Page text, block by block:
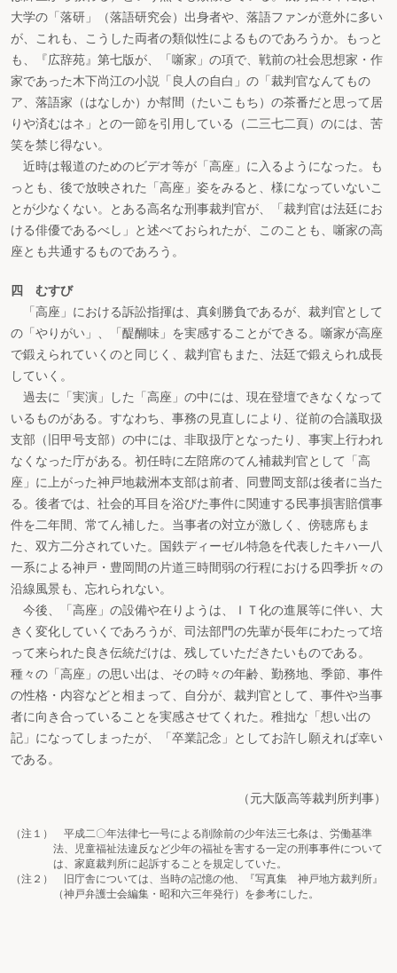
大学の「落研」（落語研究会）出身者や、落語ファンが意外に多い
が、これも、こうした両者の類似性によるものであろうか。もっと
も、『広辞苑』第七版が、「噺家」の項で、戦前の社会思想家・作
家であった木下尚江の小説「良人の自白」の「裁判官なんてもの
ア、落語家（はなしか）か幇間（たいこもち）の茶番だと思って居
りや済むはネ」との一節を引用している（二三七二頁）のには、苦
笑を禁じ得ない。
近時は報道のためのビデオ等が「高座」に入るようになった。も
っとも、後で放映された「高座」姿をみると、様になっていないこ
とが少なくない。とある高名な刑事裁判官が、「裁判官は法廷にお
ける俳優であるべし」と述べておられたが、このことも、噺家の高
座とも共通するものであろう。
四 むすび
「高座」における訴訟指揮は、真剣勝負であるが、裁判官として
の「やりがい」、「醍醐味」を実感することができる。噺家が高座
で鍛えられていくのと同じく、裁判官もまた、法廷で鍛えられ成長
していく。
過去に「実演」した「高座」の中には、現在登壇できなくなって
いるものがある。すなわち、事務の見直しにより、従前の合議取扱
支部（旧甲号支部）の中には、非取扱庁となったり、事実上行われ
なくなった庁がある。初任時に左陪席のてん補裁判官として「高
座」に上がった神戸地裁洲本支部は前者、同豊岡支部は後者に当た
る。後者では、社会的耳目を浴びた事件に関連する民事損害賠償事
件を二年間、常てん補した。当事者の対立が激しく、傍聴席もま
た、双方二分されていた。国鉄ディーゼル特急を代表したキハ一八
一系による神戸・豊岡間の片道三時間弱の行程における四季折々の
沿線風景も、忘れられない。
今後、「高座」の設備や在りようは、ＩＴ化の進展等に伴い、大
きく変化していくであろうが、司法部門の先輩が長年にわたって培
って来られた良き伝統だけは、残していただきたいものである。
種々の「高座」の思い出は、その時々の年齢、勤務地、季節、事件
の性格・内容などと相まって、自分が、裁判官として、事件や当事
者に向き合っていることを実感させてくれた。稚拙な「想い出の
記」になってしまったが、「卒業記念」としてお許し願えれば幸い
である。
（元大阪高等裁判所判事）
（注１） 平成二〇年法律七一号による削除前の少年法三七条は、労働基準
法、児童福祉法違反など少年の福祉を害する一定の刑事事件について
は、家庭裁判所に起訴することを規定していた。
（注２） 旧庁舎については、当時の記憶の他、『写真集 神戸地方裁判所』
（神戸弁護士会編集・昭和六三年発行）を参考にした。